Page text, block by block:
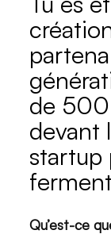
de
devant
startup
Qu’est-ce